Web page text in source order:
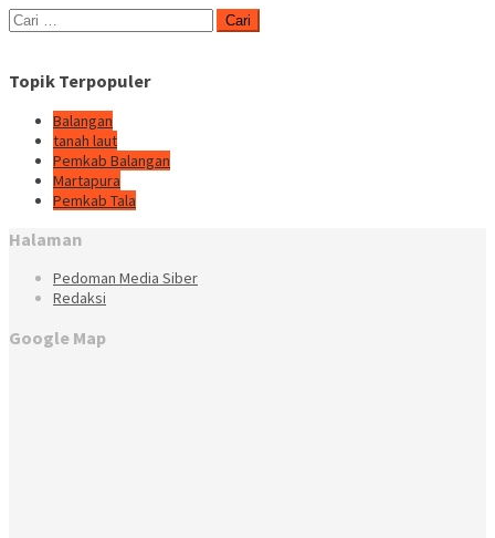
Cari
untuk:
Topik Terpopuler
Balangan
tanah laut
Pemkab Balangan
Martapura
Pemkab Tala
Halaman
Pedoman Media Siber
Redaksi
Google Map